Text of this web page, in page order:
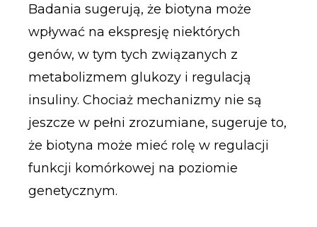
Badania sugerują, że biotyna może
wpływać na ekspresję niektórych
genów, w tym tych związanych z
metabolizmem glukozy i regulacją
insuliny. Chociaż mechanizmy nie są
jeszcze w pełni zrozumiane, sugeruje to,
że biotyna może mieć rolę w regulacji
funkcji komórkowej na poziomie
genetycznym.